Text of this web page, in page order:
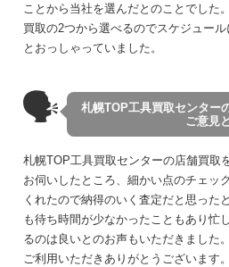
ことから当社を選んだとのことでした
買取の2つから選べるのでスケジュー
とおっしゃっていました。
🗣
札幌TOP工具買取センター
ご意見
札幌TOP工具買取センターの店舗買取
お伺いしたところ、細かい点のチェッ
くれたので納得のいく査定だと思った
も待ち時間が少なかったこともあり忙
るのは良いとのお声もいただきました
ご利用いただきありがとうございます。